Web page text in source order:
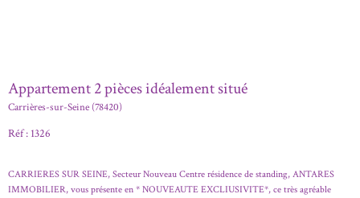
Appartement 2 pièces idéalement situé
Carrières-sur-Seine (78420)
Réf : 1326
CARRIERES SUR SEINE, Secteur Nouveau Centre résidence de standing, ANTARES
IMMOBILIER, vous présente en * NOUVEAUTE EXCLIUSIVITE*, ce très agréable